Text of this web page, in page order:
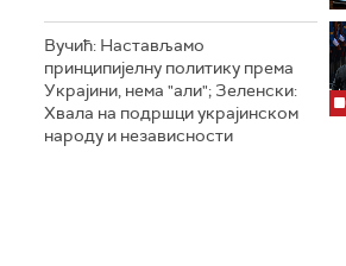
Вучић: Настављамо
принципијелну политику према
Украјини, нема "али"; Зеленски:
Хвала на подршци украјинском
народу и независности